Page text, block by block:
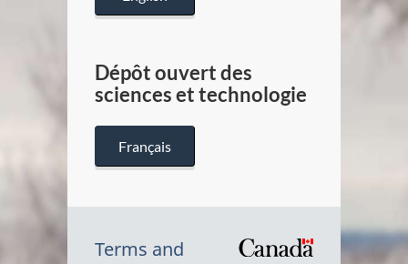
Dépôt ouvert des
sciences et technologie
Français
Terms and